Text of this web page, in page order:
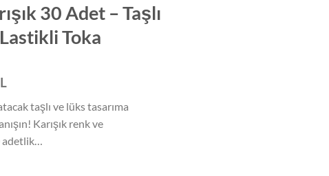
30 Adet – Taşlı
Toka
taşlı ve lüks tasarıma
Karışık renk ve